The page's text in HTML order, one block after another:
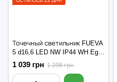
Точечный светильник FUEVA
5 d16,6 LED NW IP44 WH Eglo
99207
1 039 грн 1 298 грн